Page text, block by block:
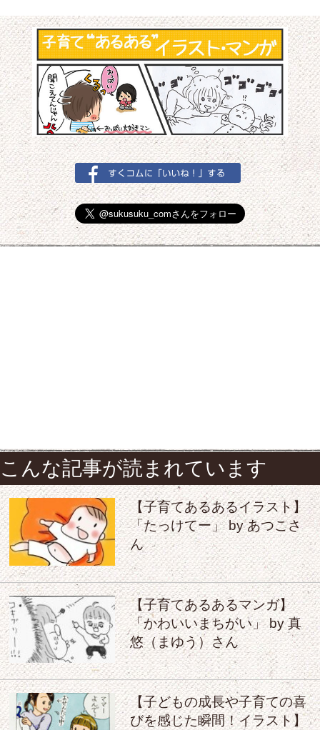
こんな記事が読まれています
【子育てあるあるイラスト】
「たっけてー」 by あつこさ
ん
【子育てあるあるマンガ】
「かわいいまちがい」 by 真
悠（まゆう）さん
【子どもの成長や子育ての喜
びを感じた瞬間！イラスト】